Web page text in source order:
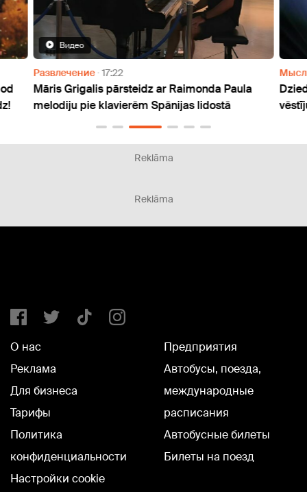
Видео
Развлечение 17:22
Māris Grigalis pārsteidz ar Raimonda Paula
melodiju pie klavierēm Spānijas lidostā
Reklāma
Reklāma
О нас
Реклама
Для бизнеса
Тарифы
Политика
конфиденциальности
Настройки cookie
Предприятия
Автобусы, поезда,
международные
расписания
Автобусные билеты
Билеты на поезд